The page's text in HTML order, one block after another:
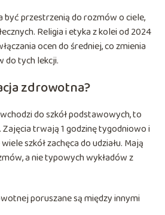
być przestrzenią do rozmów o ciele,
Religia i etyka z kolei od 2024
ocen do średniej, co zmienia
do tych lekcji.
zdrowotna?
do szkół podstawowych, to
. Zajęcia trwają 1 godzinę tygodniowo i
szkół zachęca do udziału. Mają
a nie typowych wykładów z
poruszane są między innymi